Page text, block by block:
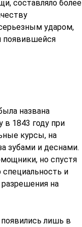
составляло более
ударом,
появившейся
названа
в 1843 году при
курсы, на
зубами и деснами.
но спустя
и
на
лишь в